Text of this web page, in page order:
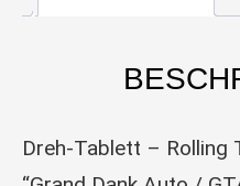
Dreh-Tablett – Rolling